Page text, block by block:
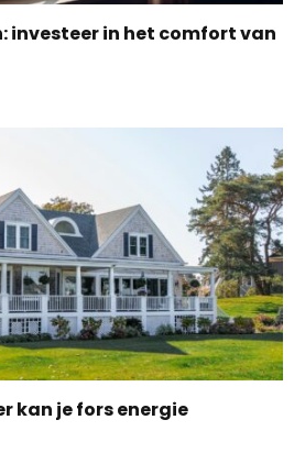
investeer in het comfort van
kan je fors energie